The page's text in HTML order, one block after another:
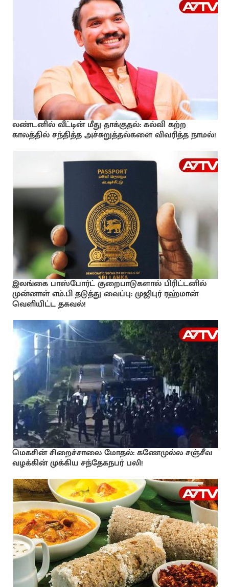
லண்டனில் வீட்டின் மீது தாக்குதல்: கல்வி கற்ற
காலத்தில் சந்தித்த அச்சுறுத்தல்களை விவரித்த நாமல்!
இலங்கை பாஸ்போர்ட் குறைபாடுகளால் பிரிட்டனில்
முன்னாள் எம்.பி தடுத்து வைப்பு: முஜிபுர் ரஹ்மான்
வெளியிட்ட தகவல்!
மெகசின் சிறைச்சாலை மோதல்: கணேமுல்ல சஞ்சீவ
வழக்கின் முக்கிய சந்தேகநபர் பலி!